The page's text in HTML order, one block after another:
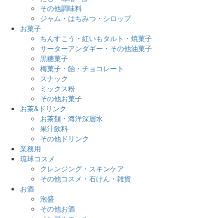
その他調味料
ジャム・はちみつ・シロップ
お菓子
ちんすこう・紅いもタルト・焼菓子
サーターアンダギー・その他油菓子
黒糖菓子
梅菓子・飴・チョコレート
スナック
ミックス粉
その他お菓子
お茶&ドリンク
お茶類・海洋深層水
果汁飲料
その他ドリンク
業務用
琉球コスメ
クレンジング・スキンケア
その他コスメ・石けん・雑貨
お酒
泡盛
その他お酒